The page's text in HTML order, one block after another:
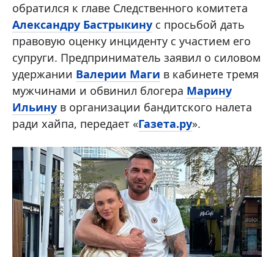
обратился к главе Следственного комитета
Александру Бастрыкину с просьбой дать
правовую оценку инциденту с участием его
супруги. Предприниматель заявил о силовом
удержании Валерии Маги в кабинете тремя
мужчинами и обвинил блогера Марину
Ильину в организации бандитского налета
ради хайпа, передает «Газета.ру».